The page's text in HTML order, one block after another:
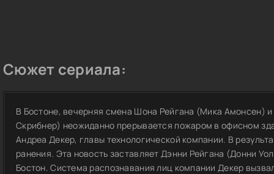
Сюжет сериала:
В Бостоне, вечерняя смена Шона Рейгана (Мика Амонсен)
Скрибнер) неожиданно прерывается пожаром в офисном
Андреа Декер, главы технологической компании. В
ранения. Эта новость заставляет Дэнни Рейгана (Донни
Бостон. Система распознавания лиц компании Декер